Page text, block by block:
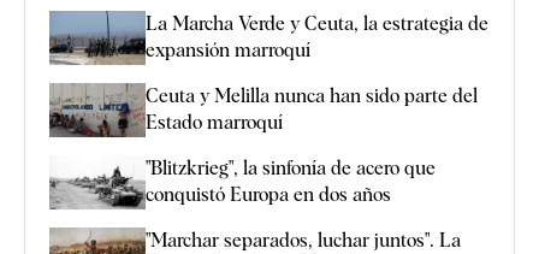
La Marcha Verde y Ceuta, la estrategia de
expansión marroquí
Ceuta y Melilla nunca han sido parte del
Estado marroquí
"Blitzkrieg", la sinfonía de acero que
conquistó Europa en dos años
"Marchar separados, luchar juntos". La